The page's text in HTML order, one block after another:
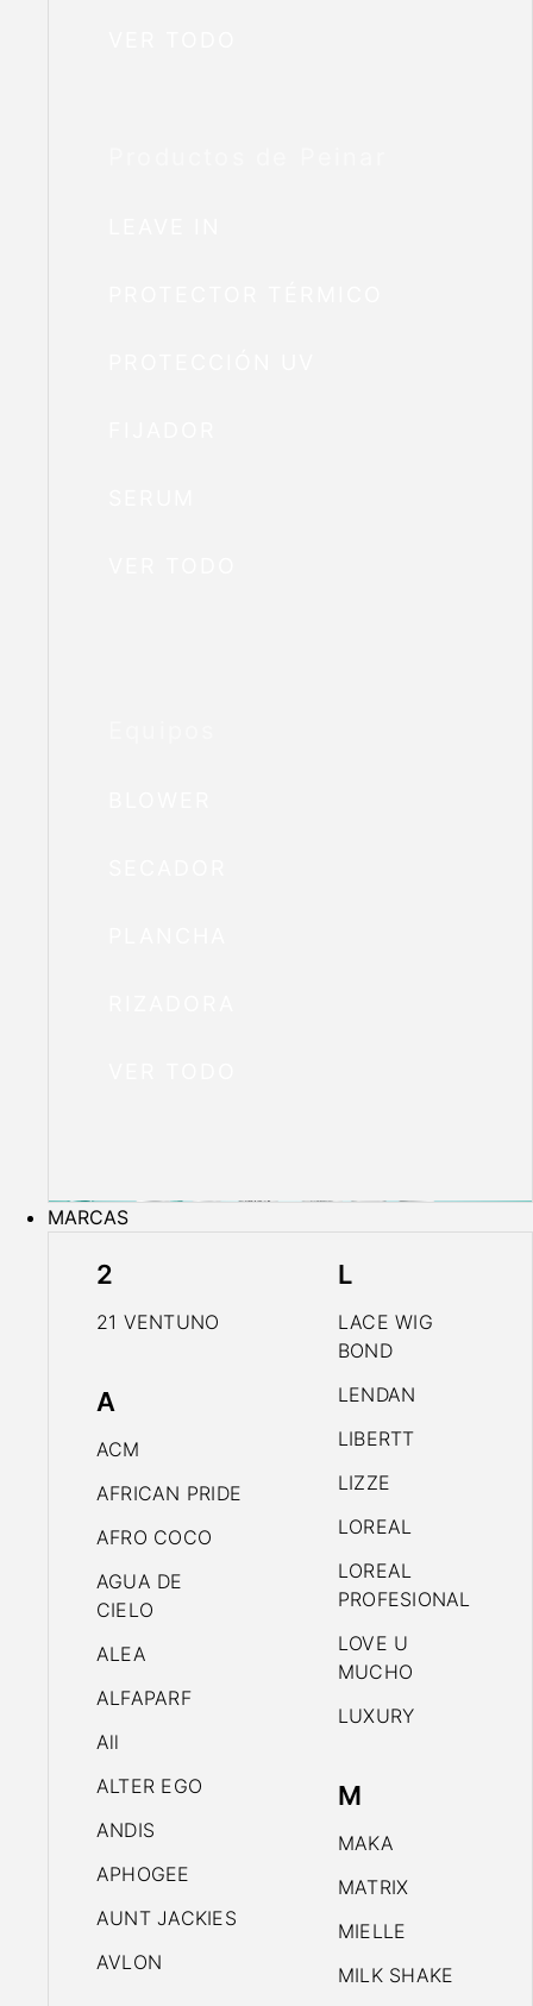
MARCAS
2
21 VENTUNO
A
ACM
AFRICAN PRIDE
AFRO COCO
AGUA DE
CIELO
ALEA
ALFAPARF
All
ALTER EGO
ANDIS
APHOGEE
AUNT JACKIES
AVLON
L
LACE WIG
BOND
LENDAN
LIBERTT
LIZZE
LOREAL
LOREAL
PROFESIONAL
LOVE U
MUCHO
LUXURY
M
MAKA
MATRIX
MIELLE
MILK SHAKE